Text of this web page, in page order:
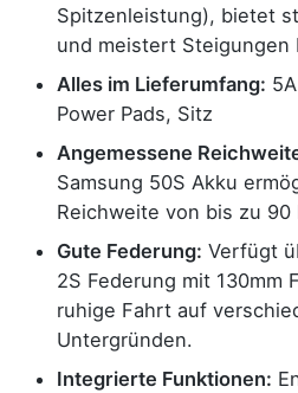
Spitzenleistung), bietet
und meistert Steigungen
Alles im Lieferumfang:
Power Pads, Sitz
Angemessene
Samsung 50S Akku
Reichweite von bis zu
Gute Federung: Verfügt
2S Federung mit 130mm
ruhige Fahrt auf
Untergründen.
Integrierte Funktionen: